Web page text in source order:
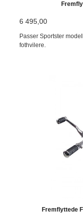
6 495,00
Passer Sportster
fothvilere.
Fremflyttede